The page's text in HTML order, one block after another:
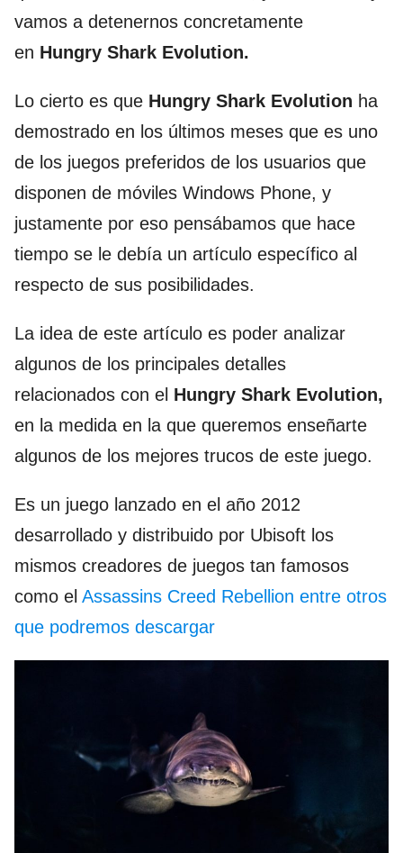
vamos a detenernos concretamente
en Hungry Shark Evolution.
Lo cierto es que Hungry Shark Evolution ha
demostrado en los últimos meses que es uno
de los juegos preferidos de los usuarios que
disponen de móviles Windows Phone, y
justamente por eso pensábamos que hace
tiempo se le debía un artículo específico al
respecto de sus posibilidades.
La idea de este artículo es poder analizar
algunos de los principales detalles
relacionados con el Hungry Shark Evolution,
en la medida en la que queremos enseñarte
algunos de los mejores trucos de este juego.
Es un juego lanzado en el año 2012
desarrollado y distribuido por Ubisoft los
mismos creadores de juegos tan famosos
como el Assassins Creed Rebellion entre otros
que podremos descargar